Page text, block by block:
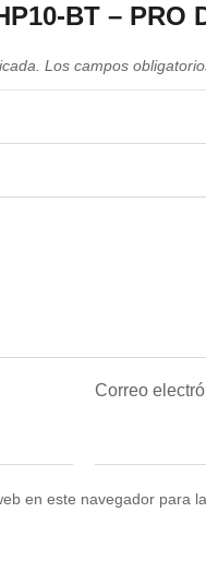
BT – PRO
Los campos
Correo
en este navegador para